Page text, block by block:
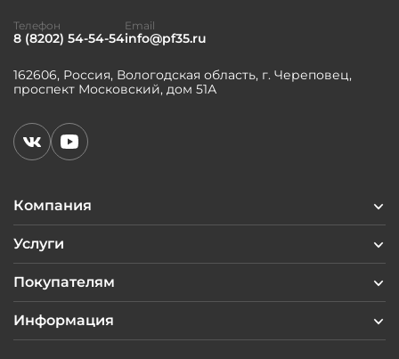
Компания
Услуги
Покупателям
Информация
162606, Россия, Вологодская область, г. Череповец,
проспект Московский, дом 51А
Телефон
8 (8202) 54-54-54
Email
info@pf35.ru